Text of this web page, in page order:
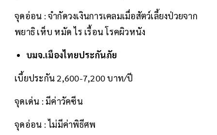
จุดอ่อน : จำกัดวงเงินการเคลมเมื่อสัตว์เลี้ยงป่วยจาก
พยาธิ เห็บ หมัด ไร เรื้อน โรคผิวหนัง
บมจ.เมืองไทยประกันภัย
เบี้ยประกัน 2,600-7,200 บาท/ปี
จุดเด่น : มีค่าวัคซีน
จุดอ่อน : ไม่มีค่าพิธีศพ